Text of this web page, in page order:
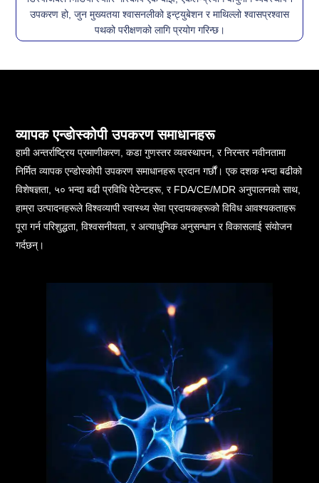
उपकरण हो, जुन मुख्यतया श्वासनलीको इन्ट्युबेशन र माथिल्लो श्वासप्रश्वास
पथको परीक्षणको लागि प्रयोग गरिन्छ।
व्यापक एन्डोस्कोपी उपकरण समाधानहरू
हामी अन्तर्राष्ट्रिय प्रमाणीकरण, कडा गुणस्तर व्यवस्थापन, र निरन्तर नवीनतामा
निर्मित व्यापक एन्डोस्कोपी उपकरण समाधानहरू प्रदान गर्छौं। एक दशक भन्दा बढीको
विशेषज्ञता, ५० भन्दा बढी प्रविधि पेटेन्टहरू, र FDA/CE/MDR अनुपालनको साथ,
हाम्रा उत्पादनहरूले विश्वव्यापी स्वास्थ्य सेवा प्रदायकहरूको विविध आवश्यकताहरू
पूरा गर्न परिशुद्धता, विश्वसनीयता, र अत्याधुनिक अनुसन्धान र विकासलाई संयोजन
गर्दछन्।